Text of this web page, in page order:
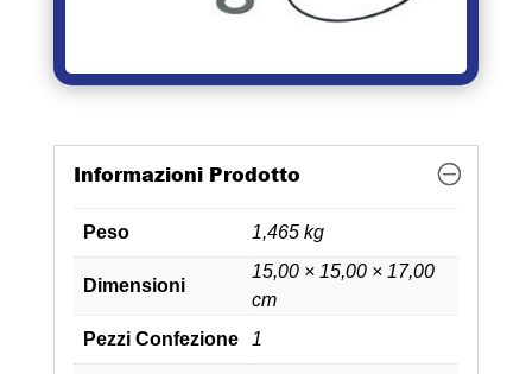
Informazioni Prodotto
Peso 1,465 kg
Dimensioni
15,00 × 15,00 × 17,00
cm
Pezzi Confezione
1